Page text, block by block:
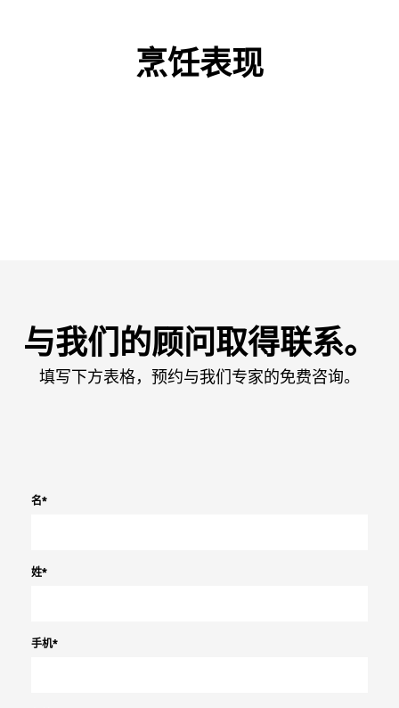
烹饪表现
与我们的顾问取得联系。
填写下方表格，预约与我们专家的免费咨询。
名*
姓*
手机*